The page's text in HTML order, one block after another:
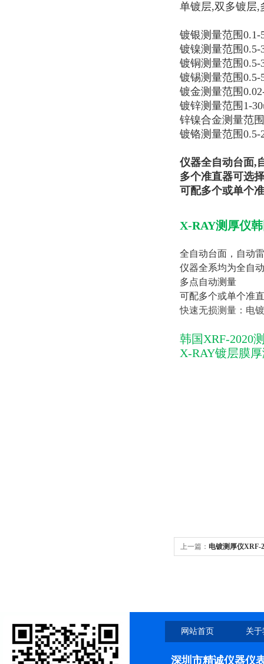
单镀层,双多镀层,
镀银测量范围0.1-
镀镍测量范围0.5-
镀铜测量范围0.5-
镀锡测量范围0.5-
镀金测量范围
镀锌测量范围1-
锌镍合金测量范
镀铬测量范围0.5-
仪器全自动台面,
多个准直器可选
可配多个或单个
X-RAY测厚仪
全自动台面，自动
仪器全系均为全自
多点自动测量
可配多个或单个准
快速无损测量： 电
韩国XRF-2020
X-RAY镀层膜
上一篇： 电镀测厚仪XRF-
网站首页 关
深圳市精诚仪器仪